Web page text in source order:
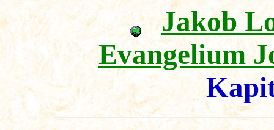
Jakob
Evangelium